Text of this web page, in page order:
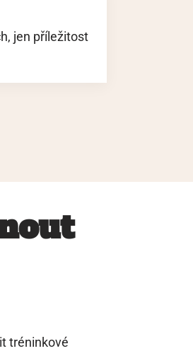
jen příležitost
tréninkové